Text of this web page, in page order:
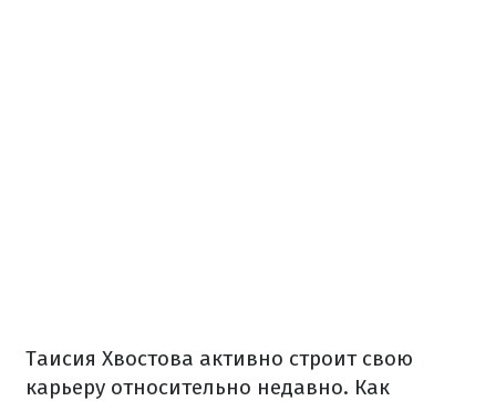
Таисия Хвостова активно строит свою
карьеру относительно недавно. Как